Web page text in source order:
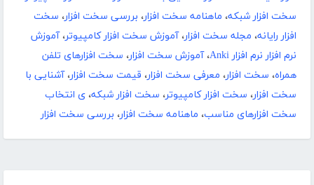
سخت افزار شبکه، ماهنامه سخت افزار، بررسی سخت افزار، سخت
افزار رایانه، مجله سخت افزار،آموزش سخت افزار کامپیوتر،آموزش
نرم افزار نرم افزار Anki
،آموزش سخت افزار، سخت افزارهای تلفن
همراه، سخت افزار، معرفی سخت افزار، قیمت سخت افزار،آشنایی با
سخت افزار، سخت افزار کامپیوتر، سخت افزار شبکه، ی انتخاب
سخت افزارهای مناسب، ماهنامه سخت افزار، بررسی سخت افزار